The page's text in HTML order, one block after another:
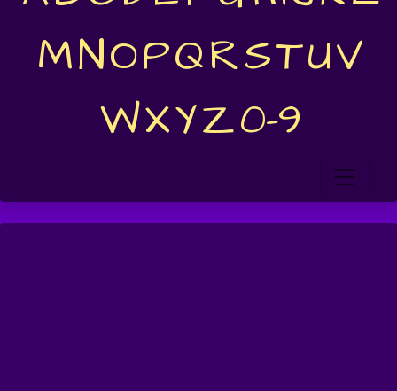
MNOPQRSTUV
WXYZ0-9